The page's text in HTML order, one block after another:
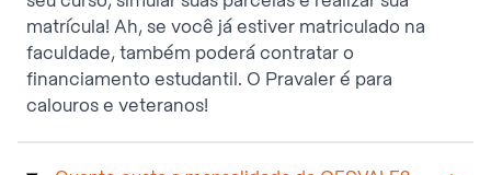
matrícula! Ah, se você já estiver matriculado na
faculdade, também poderá contratar o
financiamento estudantil. O Pravaler é para
calouros e veteranos!